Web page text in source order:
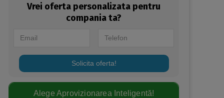
Vrei oferta personalizata pentru
compania ta?
Solicita oferta!
Alege Aprovizionarea Inteligentă!​